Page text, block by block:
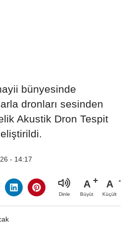
bünyesinde
dronları sesinden
Akustik Dron Tespit
- 14:17
Dinle
A
Büyüt
A
Küçült